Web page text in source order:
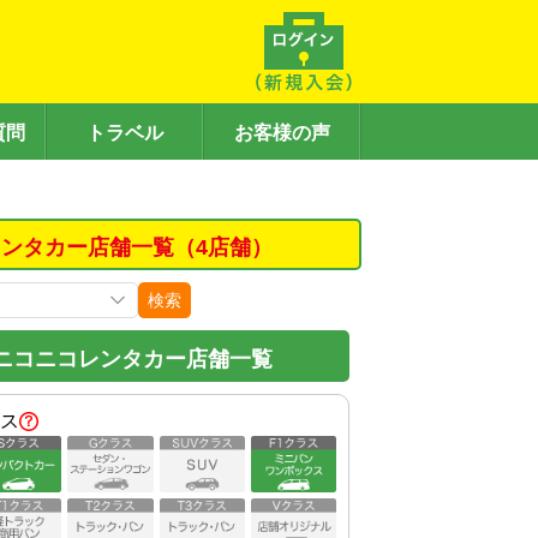
問 トラベル お客様の声
タカー店舗一覧（4店舗）
検索
コニコレンタカー店舗一覧